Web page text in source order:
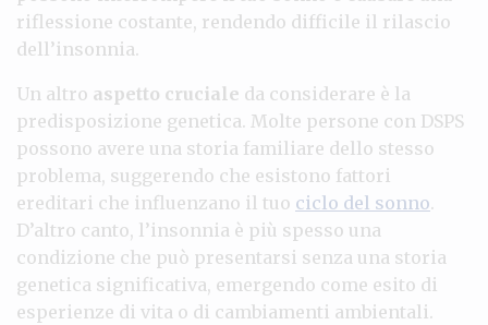
riflessione costante, rendendo difficile il rilascio
dell’insonnia.
Un altro aspetto cruciale da considerare è la
predisposizione genetica. Molte persone con DSPS
possono avere una storia familiare dello stesso
problema, suggerendo che esistono fattori
ereditari che influenzano il tuo ciclo del sonno.
D’altro canto, l’insonnia è più spesso una
condizione che può presentarsi senza una storia
genetica significativa, emergendo come esito di
esperienze di vita o di cambiamenti ambientali.